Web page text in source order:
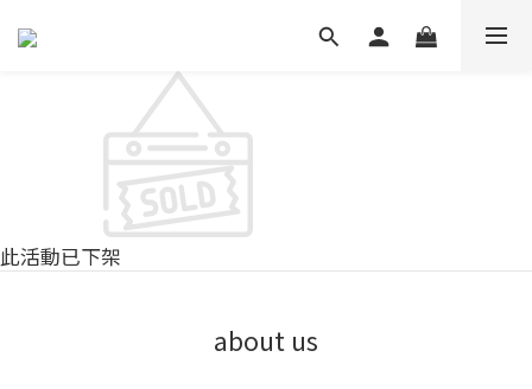
此活動已下架
about us